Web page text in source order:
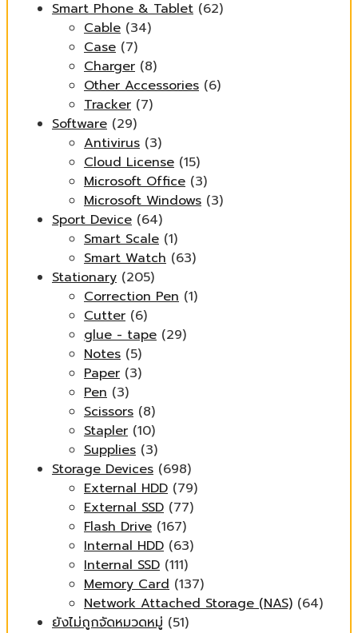
Smart Phone & Tablet (62)
Cable (34)
Case (7)
Charger (8)
Other Accessories (6)
Tracker (7)
Software (29)
Antivirus (3)
Cloud License (15)
Microsoft Office (3)
Microsoft Windows (3)
Sport Device (64)
Smart Scale (1)
Smart Watch (63)
Stationary (205)
Correction Pen (1)
Cutter (6)
glue - tape (29)
Notes (5)
Paper (3)
Pen (3)
Scissors (8)
Stapler (10)
Supplies (3)
Storage Devices (698)
External HDD (79)
External SSD (77)
Flash Drive (167)
Internal HDD (63)
Internal SSD (111)
Memory Card (137)
Network Attached Storage (NAS) (64)
ยังไม่ถูกจัดหมวดหมู่ (51)